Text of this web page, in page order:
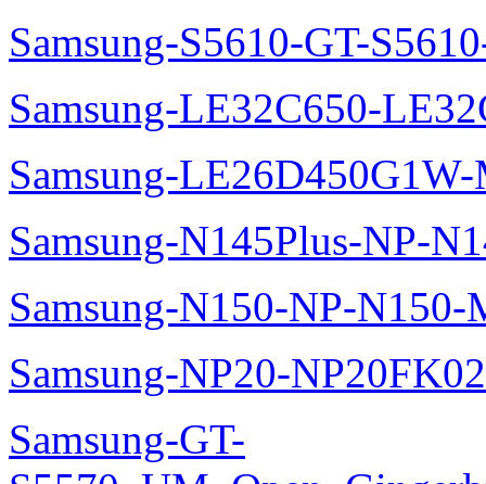
Samsung-S5610-GT-
Samsung-LE32C650-
Samsung-LE26D450G1W-
Samsung-N145Plus-NP-
Samsung-N150-NP-N150-
Samsung-NP20-
Samsung-GT-